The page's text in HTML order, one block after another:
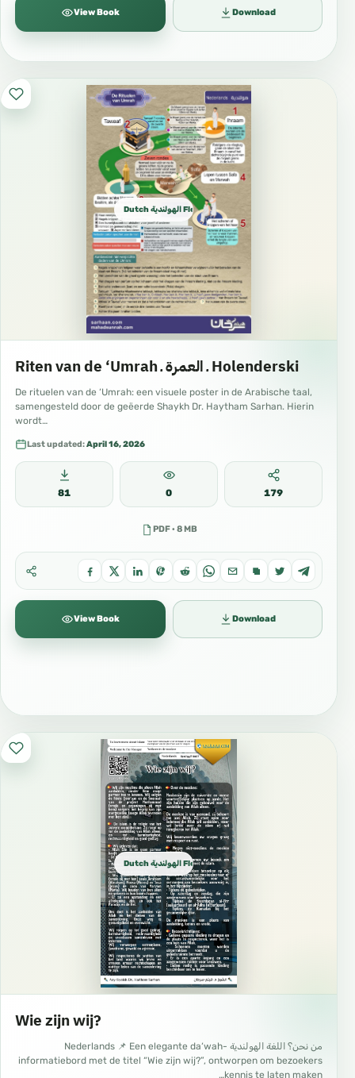
View Book Download
Dutch الهولندية Flemish
Riten van de ‘Umrah ـ العمرة ـ Holenderski
De rituelen van de ‘Umrah: een visuele poster in de Arabische taal,
samengesteld door de geëerde Shaykh Dr. Haytham Sarhan. Hierin
wordt…
Last updated:April 16, 2026
81 0 179
PDF · 8 MB
View Book Download
Dutch الهولندية Flemish
Wie zijn wij?
من نحن؟ اللغة الهولندية Nederlands 📌 Een elegante da‘wah-
informatiebord met de titel “Wie zijn wij?”, ontworpen om bezoekers
kennis te laten maken…